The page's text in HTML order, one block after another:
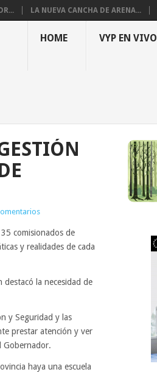
LA NUEVA CANCHA DE ARENA...
HOME VYP EN VIVO
comisionados de
y realidades de cada
la necesidad de
y Seguridad y las
prestar atención y ver
Gobernador.
haya una escuela